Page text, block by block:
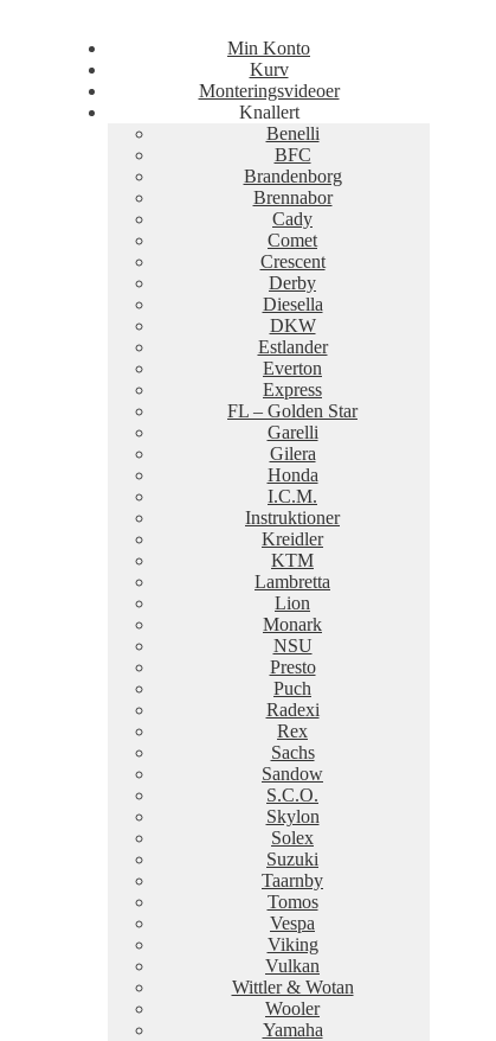
Min Konto
Kurv
Monteringsvideoer
Knallert
Benelli
BFC
Brandenborg
Brennabor
Cady
Comet
Crescent
Derby
Diesella
DKW
Estlander
Everton
Express
FL – Golden Star
Garelli
Gilera
Honda
I.C.M.
Instruktioner
Kreidler
KTM
Lambretta
Lion
Monark
NSU
Presto
Puch
Radexi
Rex
Sachs
Sandow
S.C.O.
Skylon
Solex
Suzuki
Taarnby
Tomos
Vespa
Viking
Vulkan
Wittler & Wotan
Wooler
Yamaha